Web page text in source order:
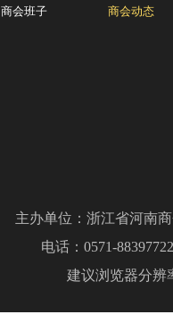
主办单位：浙江省河南
电话：0571-
建议浏览器分
商会班子 商会动态